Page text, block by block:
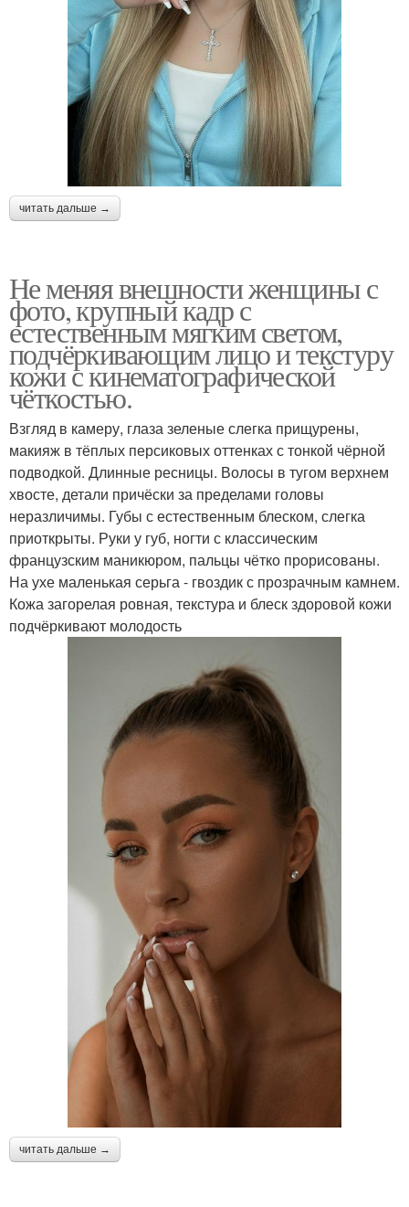
читать дальше →
Не меняя внешности женщины с
фото, крупный кадр с
естественным мягким светом,
подчёркивающим лицо и текстуру
кожи с кинематографической
чёткостью.
Взгляд в камеру, глаза зеленые слегка прищурены,
макияж в тёплых персиковых оттенках с тонкой чёрной
подводкой. Длинные ресницы. Волосы в тугом верхнем
хвосте, детали причёски за пределами головы
неразличимы. Губы с естественным блеском, слегка
приоткрыты. Руки у губ, ногти с классическим
французским маникюром, пальцы чётко прорисованы.
На ухе маленькая серьга - гвоздик с прозрачным камнем.
Кожа загорелая ровная, текстура и блеск здоровой кожи
подчёркивают молодость
читать дальше →